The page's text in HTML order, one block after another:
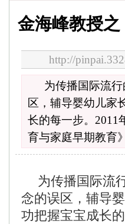
金海峰教授
http://
为传播国际流
区，辅导婴幼儿家
长的每一步。2011
育与家庭早期教育
为传播国际流
念的误区，辅导
功把握宝宝成长